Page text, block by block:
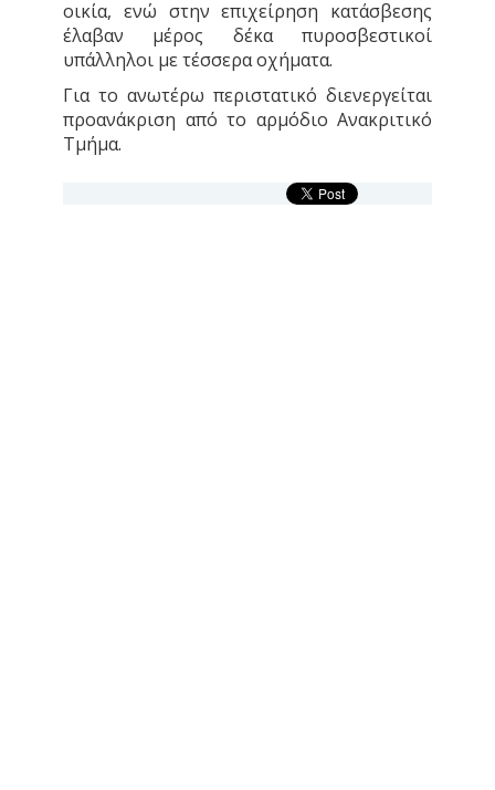
οικία, ενώ στην επιχείρηση κατάσβεσης
έλαβαν μέρος δέκα πυροσβεστικοί
υπάλληλοι με τέσσερα οχήματα.
Για το ανωτέρω περιστατικό διενεργείται
προανάκριση από το αρμόδιο Ανακριτικό
Τμήμα.